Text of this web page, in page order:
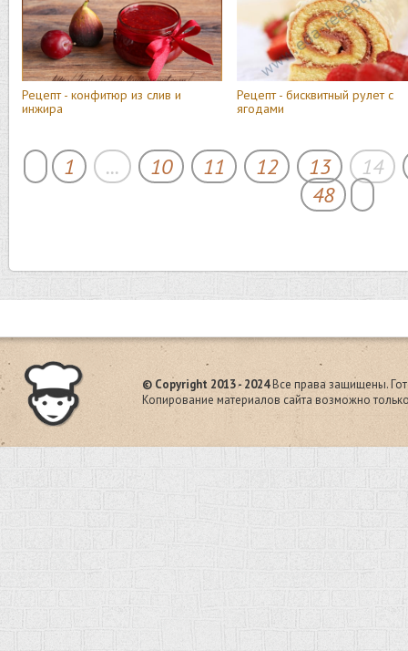
Рецепт - конфитюр из слив и
инжира
Рецепт - бисквитный рулет с
ягодами
1 ... 10 11 12 13
14
48
© Copyright 2013 - 2024Все права защищены.
Копирование материалов сайта возможно